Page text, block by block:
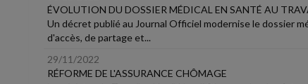
ÉVOLUTION DU DOSSIER MÉDICAL EN SANTÉ AU
Un décret publié au Journal Officiel modernise le dossier
d'accès, de partage et...
29/11/2022
RÉFORME DE L'ASSURANCE CHÔMAGE